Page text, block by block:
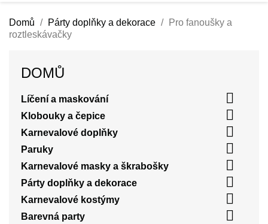
Domů Párty doplňky a dekorace
Pro fanoušky a
roztleskávačky
DOMŮ
Líčení a maskování 
Klobouky a čepice 
Karnevalové doplňky 
Paruky 
Karnevalové masky a škrabošky 
Párty doplňky a dekorace 
Karnevalové kostýmy 
Barevná party 